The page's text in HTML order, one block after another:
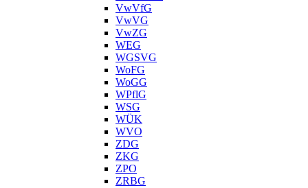
VwVfG
VwVG
VwZG
WEG
WGSVG
WoFG
WoGG
WPflG
WSG
WÜK
WVO
ZDG
ZKG
ZPO
ZRBG